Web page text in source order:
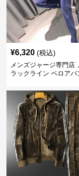
¥6,320 (税込)
メンズジャージ専門店
ラックライン ベロアパ